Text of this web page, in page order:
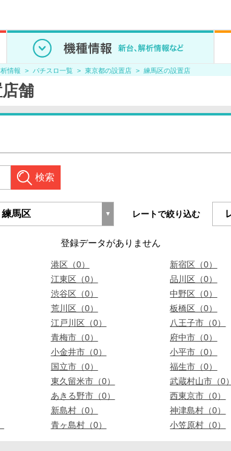
情報 パチスロ一覧 東京都の設置店 練馬区の設置店
舗
検索
レートで絞り込む
登録データがありません
港区（0） 新宿区（0）
江東区（0） 品川区（0）
渋谷区（0） 中野区（0）
荒川区（0） 板橋区（0）
江戸川区（0） 八王子市（0）
青梅市（0） 府中市（0）
小金井市（0） 小平市（0）
国立市（0） 福生市（0）
東久留米市（0） 武蔵村山市（0）
あきる野市（0） 西東京市（0）
新島村（0） 神津島村（0）
青ヶ島村（0） 小笠原村（0）